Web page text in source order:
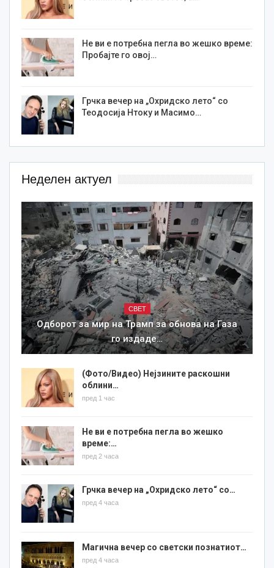
Не ви е потребна пегла во жешко време:
Пробајте го овој…
Грчка вечер на „Охридско лето“ со
Теодосија Нтоку и Масимо…
Неделен актуел
СВЕТ
Одборот за мир на Трамп за обнова на Газа
го издаде…
(Фото/Видео) Нејзините раскошни
облини…
пред 1 час
Не ви е потребна пегла во жешко
време:…
пред 2 часа
Грчка вечер на „Охридско лето“ со…
пред 4 часа
Магична вечер со светски познатиот…
пред 4 часа